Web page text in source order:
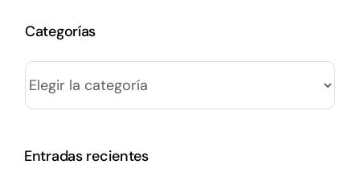
Categorías
Categorías
Entradas recientes